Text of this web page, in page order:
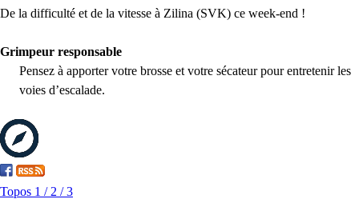
De la difficulté et de la vitesse à Zilina (SVK) ce week-end !
Grimpeur responsable
Pensez à apporter votre brosse et votre sécateur pour entretenir les
voies d’escalade.
Topos 1 / 2 / 3